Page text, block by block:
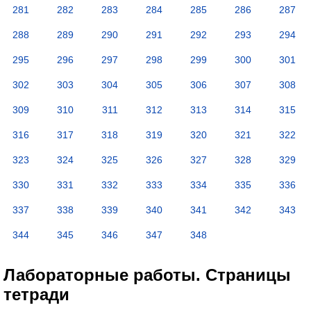
281 282 283 284 285 286 287
288 289 290 291 292 293 294
295 296 297 298 299 300 301
302 303 304 305 306 307 308
309 310 311 312 313 314 315
316 317 318 319 320 321 322
323 324 325 326 327 328 329
330 331 332 333 334 335 336
337 338 339 340 341 342 343
344 345 346 347 348
Лабораторные работы. Страницы
тетради